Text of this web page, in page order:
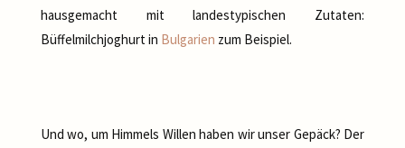
hausgemacht mit landestypischen Zutaten:
Büffelmilchjoghurt in Bulgarien zum Beispiel.
Und wo, um Himmels Willen haben wir unser Gepäck? Der